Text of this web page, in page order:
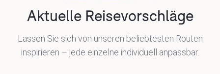
Aktuelle Reisevorschläge
Lassen Sie sich von unseren beliebtesten Routen
inspirieren – jede einzelne individuell anpassbar.